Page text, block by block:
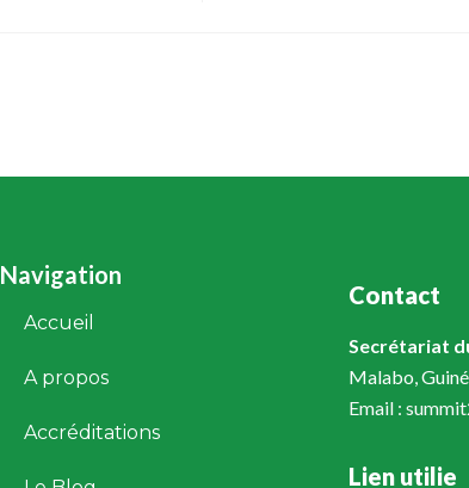
Navigation
Accueil
A propos
Accréditations
Contact
Secrétariat
Malabo,
Email :
Lien utilie